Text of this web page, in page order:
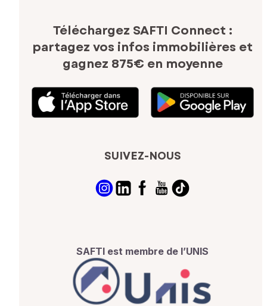
Téléchargez SAFTI Connect :
partagez vos infos immobilières et
gagnez 875€ en moyenne
SUIVEZ-NOUS
SAFTI est membre de l’UNIS